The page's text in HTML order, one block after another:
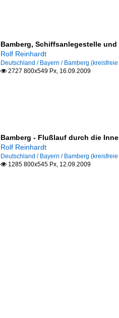
Bamberg, Schiffsanlegestelle
Rolf Reinhardt
Deutschland / Bayern / Bamberg
2727 800x549 Px, 16.09.2009
Bamberg - Flußlauf durch die
Rolf Reinhardt
Deutschland / Bayern / Bamberg
1285 800x545 Px, 12.09.2009